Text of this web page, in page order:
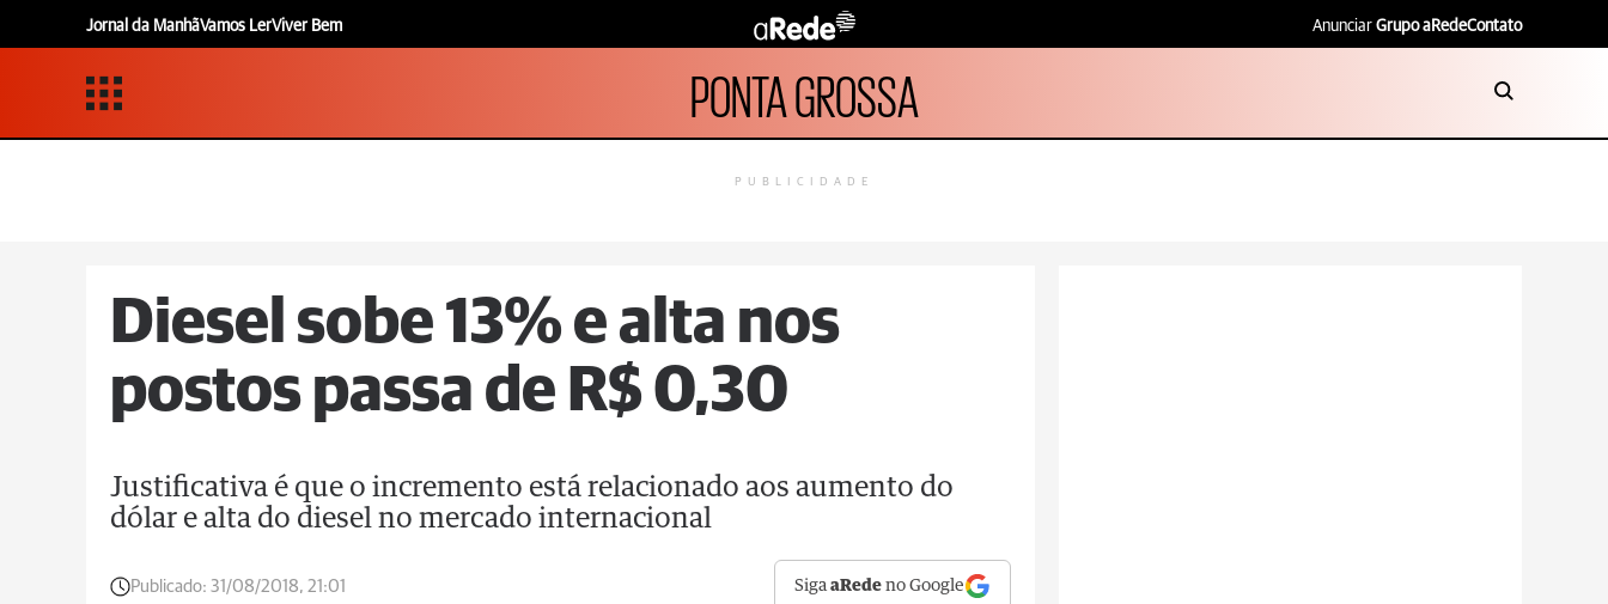
Jornal da ManhãVamos LerViver Bem Anunciar Grupo aRedeContato
PONTA GROSSA
PUBLICIDADE
Diesel sobe 13% e alta nos
postos passa de R$ 0,30
Justificativa é que o incremento está relacionado aos aumento do
dólar e alta do diesel no mercado internacional
Publicado: 31/08/2018, 21:01 SigaaRede no Google